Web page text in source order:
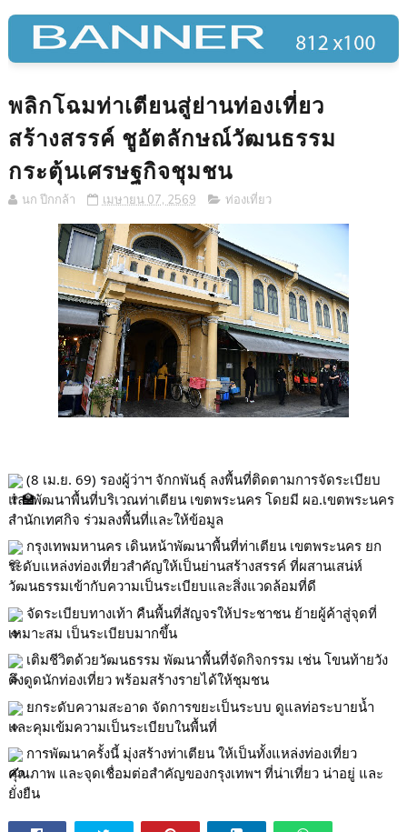
พลิกโฉมท่าเตียนสู่ย่านท่องเที่ยว
สร้างสรรค์ ชูอัตลักษณ์วัฒนธรรม
กระตุ้นเศรษฐกิจชุมชน
นก ปีกกล้า เมษายน 07, 2569 ท่องเที่ยว
(8 เม.ย. 69) รองผู้ว่าฯ จักกพันธุ์ ลงพื้นที่ติดตามการจัดระเบียบ
และพัฒนาพื้นที่บริเวณท่าเตียน เขตพระนคร โดยมี ผอ.เขตพระนคร
สำนักเทศกิจ ร่วมลงพื้นที่และให้ข้อมูล
กรุงเทพมหานคร เดินหน้าพัฒนาพื้นที่ท่าเตียน เขตพระนคร ยก
ระดับแหล่งท่องเที่ยวสำคัญให้เป็นย่านสร้างสรรค์ ที่ผสานเสน่ห์
วัฒนธรรมเข้ากับความเป็นระเบียบและสิ่งแวดล้อมที่ดี
จัดระเบียบทางเท้า คืนพื้นที่สัญจรให้ประชาชน ย้ายผู้ค้าสู่จุดที่
เหมาะสม เป็นระเบียบมากขึ้น
เติมชีวิตด้วยวัฒนธรรม พัฒนาพื้นที่จัดกิจกรรม เช่น โขนท้ายวัง
ดึงดูดนักท่องเที่ยว พร้อมสร้างรายได้ให้ชุมชน
ยกระดับความสะอาด จัดการขยะเป็นระบบ ดูแลท่อระบายน้ำ
และคุมเข้มความเป็นระเบียบในพื้นที่
การพัฒนาครั้งนี้ มุ่งสร้างท่าเตียน ให้เป็นทั้งแหล่งท่องเที่ยว
คุณภาพ และจุดเชื่อมต่อสำคัญของกรุงเทพฯ ที่น่าเที่ยว น่าอยู่ และ
ยั่งยืน